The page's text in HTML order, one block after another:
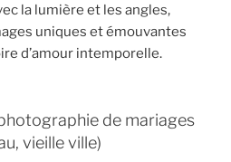
la lumière et les angles,
uniques et émouvantes
d’amour intemporelle.
de mariages
vieille ville)